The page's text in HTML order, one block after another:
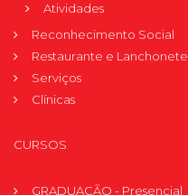
Atividades
Reconhecimento Social
Restaurante e Lanchonete
Serviços
Clínicas
CURSOS
GRADUAÇÃO - Presencial